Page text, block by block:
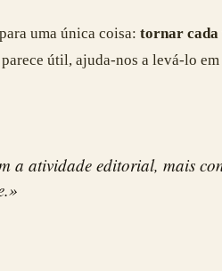
uma única coisa: tornar cada
útil, ajuda-nos a levá-lo
a atividade editorial, mais